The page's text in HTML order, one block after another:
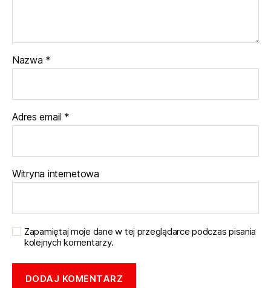
Nazwa *
Adres email *
Witryna internetowa
Zapamiętaj moje dane w tej przeglądarce podczas pisania
kolejnych komentarzy.